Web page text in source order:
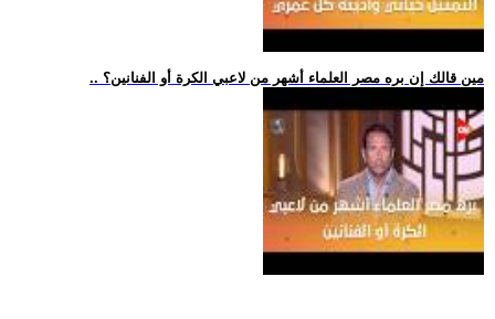
.. مين قالك إن بره مصر العلماء أشهر من لاعبي الكرة أو الفنانين؟